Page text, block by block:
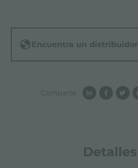
Detalles
Encuentra un distribuidor
Comparte